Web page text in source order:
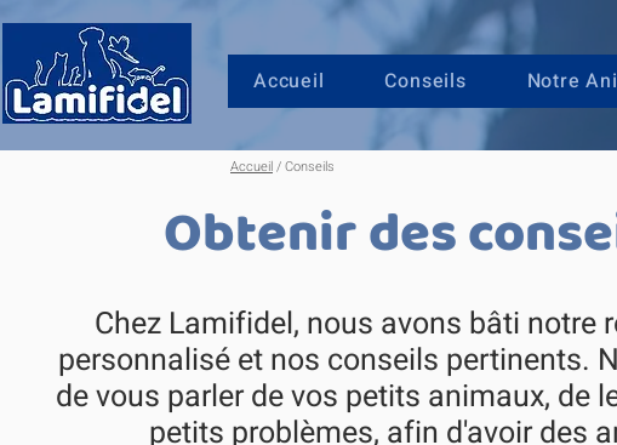
Accueil Conseils Notre
Accueil/ Conseils
Obtenir des
Chez Lamifidel, nous avons bâti notre
personnalisé et nos conseils pertinents.
de vous parler de vos petits animaux, de
petits problèmes, afin d'avoir des